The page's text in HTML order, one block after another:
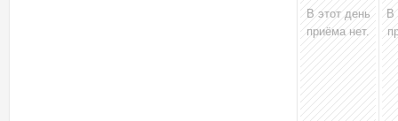
В этот день
приёма нет.
В